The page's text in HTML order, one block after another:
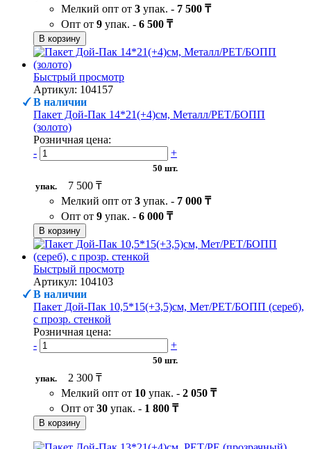
Мелкий опт от 3 упак. - 7 500 ₸
Опт от 9 упак. - 6 500 ₸
В корзину
Быстрый просмотр
Артикул: 104157
В наличии
Пакет Дой-Пак 14*21(+4)см, Металл/PET/БОПП
(золото)
Розничная цена:
-
+
50 шт.
упак.
7 500 ₸
Мелкий опт от 3 упак. - 7 000 ₸
Опт от 9 упак. - 6 000 ₸
В корзину
Быстрый просмотр
Артикул: 104103
В наличии
Пакет Дой-Пак 10,5*15(+3,5)см, Мет/PET/БОПП (сереб),
с прозр. стенкой
Розничная цена:
-
+
50 шт.
упак.
2 300 ₸
Мелкий опт от 10 упак. - 2 050 ₸
Опт от 30 упак. - 1 800 ₸
В корзину